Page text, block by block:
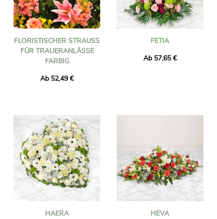
FLORISTISCHER STRAUSS F
ÜR TRAUERANLÄSSE F
ARBIG
Ab 52,49 €
FETIA
Ab 57,65 €
HAERA
HEVA